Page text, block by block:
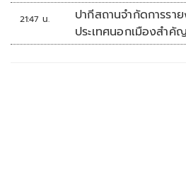
21:47 น.
ปากีสถานจำกัดการรา
ประเทศนอกเมืองสำคั